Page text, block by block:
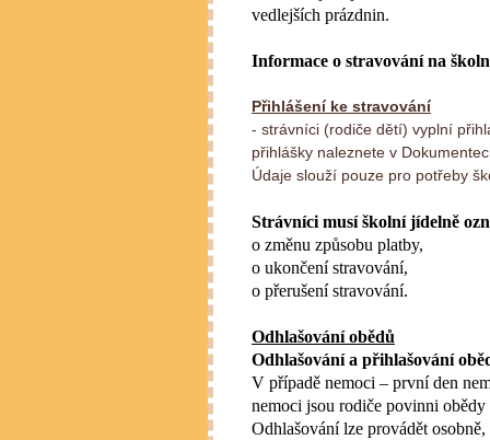
vedlejších prázdnin.
Informace o stravování na
Přihlášení ke stravování
- strávníci (rodiče dětí) vyplní
přihlášky naleznete v
Údaje slouží pouze pro potřeby
Strávníci musí školní jídelně
o změnu způsobu platby,
o ukončení stravování,
o přerušení stravování.
Odhlašování obědů
Odhlašování a přihlašování
V případě nemoci – první den
nemoci jsou rodiče povinni
Odhlašování lze provádět